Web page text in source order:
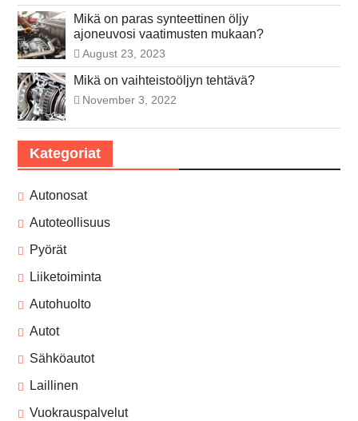
Mikä on paras synteettinen öljy
ajoneuvosi vaatimusten mukaan?
August 23, 2023
Mikä on vaihteistoöljyn tehtävä?
November 3, 2022
Kategoriat
Autonosat
Autoteollisuus
Pyörät
Liiketoiminta
Autohuolto
Autot
Sähköautot
Laillinen
Vuokrauspalvelut